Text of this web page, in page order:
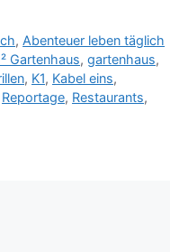
, Abenteuer leben täglich
Gartenhaus, gartenhaus,
, K1, Kabel eins,
Reportage, Restaurants,